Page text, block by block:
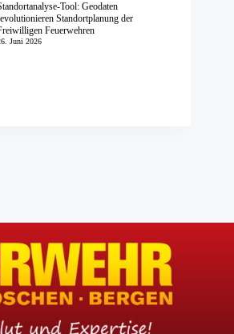
Tool: Geodaten
Standortplanung der
Feuerwehren
Juni 2026